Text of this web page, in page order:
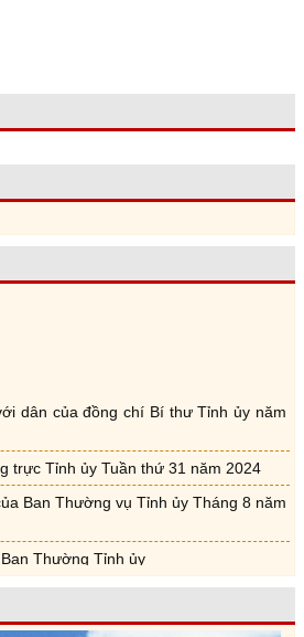
tham nhũng
trực Tỉnh ủy Tuần thứ 31 năm 2024
Ban Thường vụ Tỉnh ủy Tháng 8 năm
Thường Tỉnh ủy
dân của đồng chí Bí thư Tỉnh ủy năm